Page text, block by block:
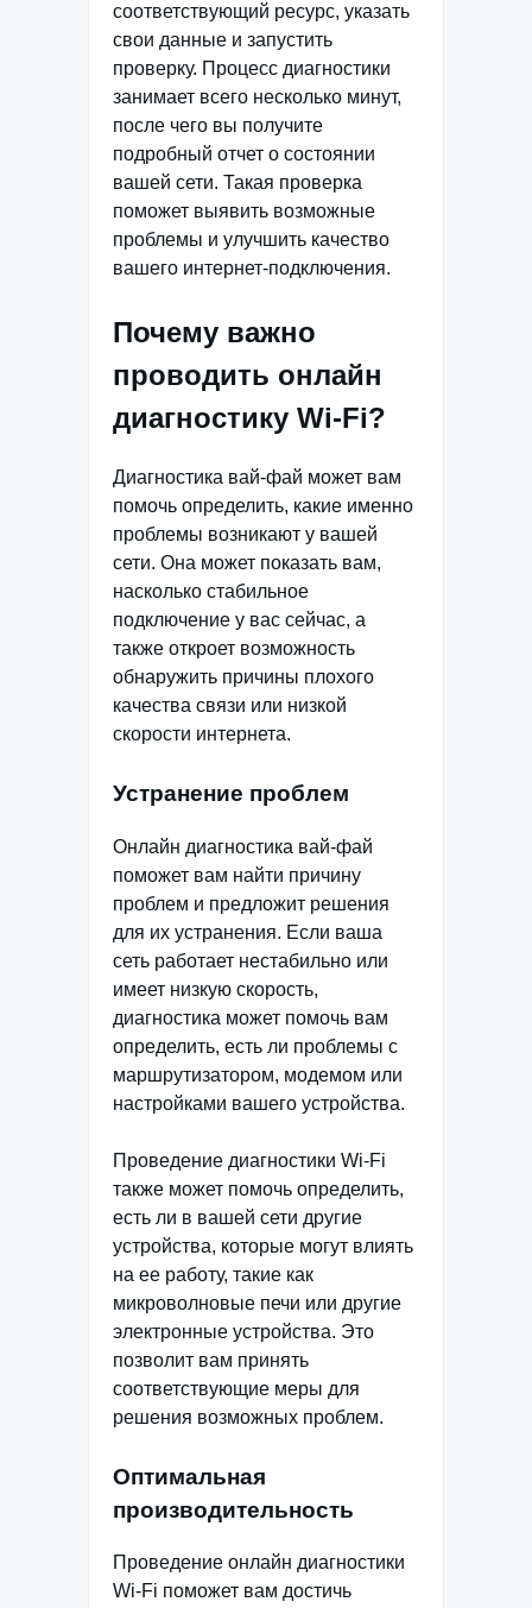
соответствующий ресурс, указать
свои данные и запустить
проверку. Процесс диагностики
занимает всего несколько минут,
после чего вы получите
подробный отчет о состоянии
вашей сети. Такая проверка
поможет выявить возможные
проблемы и улучшить качество
вашего интернет-подключения.
Почему важно
проводить онлайн
диагностику Wi-Fi?
Диагностика вай-фай может вам
помочь определить, какие именно
проблемы возникают у вашей
сети. Она может показать вам,
насколько стабильное
подключение у вас сейчас, а
также откроет возможность
обнаружить причины плохого
качества связи или низкой
скорости интернета.
Устранение проблем
Онлайн диагностика вай-фай
поможет вам найти причину
проблем и предложит решения
для их устранения. Если ваша
сеть работает нестабильно или
имеет низкую скорость,
диагностика может помочь вам
определить, есть ли проблемы с
маршрутизатором, модемом или
настройками вашего устройства.
Проведение диагностики Wi-Fi
также может помочь определить,
есть ли в вашей сети другие
устройства, которые могут влиять
на ее работу, такие как
микроволновые печи или другие
электронные устройства. Это
позволит вам принять
соответствующие меры для
решения возможных проблем.
Оптимальная
производительность
Проведение онлайн диагностики
Wi-Fi поможет вам достичь